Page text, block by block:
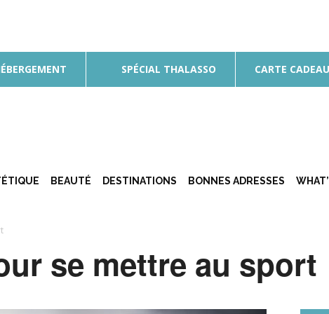
SPÉCIAL THALASSO CARTE CADEAU
BEAUTÉ DESTINATIONS BONNES ADRESSES
se mettre au sport